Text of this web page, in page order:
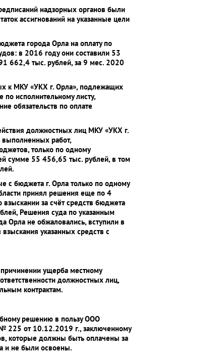
надзорных органов были
ассигнований на указанные цели
города Орла на оплату по
в 2016 году они составили 53
662,4 тыс. рублей, за 9 мес. 2020
к МКУ «УКХ г. Орла», подлежащих
исполнительному листу,
обязательств по оплате
должностных лиц МКУ «УКХ г.
работ,
только по одному
сумме 55 456,65 тыс. рублей, в том
с бюджета г. Орла только по одному
принял решения еще по 4
за счёт средств бюджета
Решения суда по указанным
Орла не обжаловались, вступили в
указанных средств с
ущерба местному
должностных лиц,
контрактам.
решению в пользу ООО
225 от 10.12.2019 г., заключенному
которые должны быть оплачены за
и не были освоены.